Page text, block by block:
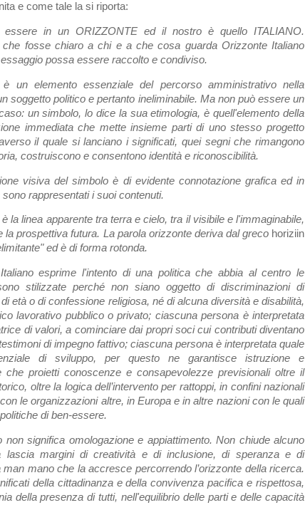
e come tale la si riporta:
essere in un ORIZZONTE ed il nostro è quello ITALIANO.
che fosse chiaro a chi e a che cosa guarda Orizzonte Italiano
possa essere raccolto e condiviso.
un elemento essenziale del percorso amministrativo nella
soggetto politico e pertanto ineliminabile. Ma non può essere un
un simbolo, lo dice la sua etimologia, è quell'elemento della
immediata che mette insieme parti di uno stesso progetto
il quale si lanciano i significati, quei segni che rimangono
costruiscono e consentono identità e riconoscibilità.
visiva del simbolo è di evidente connotazione grafica ed in
rappresentati i suoi contenuti.
è la linea apparente tra terra e cielo, tra il visibile e l'immaginabile,
la prospettiva futura. La parola orizzonte deriva dal greco horiziin
ed è di forma rotonda.
esprime l'intento di una politica che abbia al centro le
stilizzate perché non siano oggetto di discriminazioni di
età o di confessione religiosa, né di alcuna diversità e disabilità,
lavorativo pubblico o privato; ciascuna persona è interpretata
di valori, a cominciare dai propri soci cui contributi diventano
di impegno fattivo; ciascuna persona è interpretata quale
di sviluppo, per questo ne garantisce istruzione e
che proietti conoscenze e consapevolezze previsionali oltre il
oltre la logica dell’intervento per rattoppi, in confini nazionali
le organizzazioni altre, in Europa e in altre nazioni con le quali
di ben-essere.
non significa omologazione e appiattimento. Non chiude alcuno
lascia margini di creatività e di inclusione, di speranza e di
man mano che la accresce percorrendo l’orizzonte della ricerca.
della cittadinanza e della convivenza pacifica e rispettosa,
della presenza di tutti, nell'equilibrio delle parti e delle capacità